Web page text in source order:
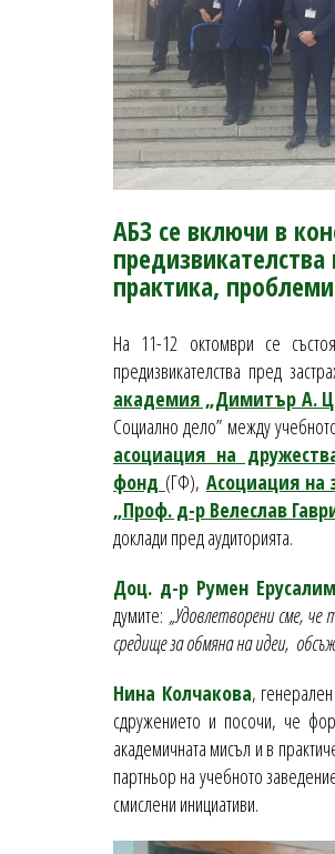
АБЗ се включи в
практика,
На 11-12 октомври се
предизвикателства пред
академия „Димитър А.
Социално дело” между
асоциация на
фонд (ГФ), Асоциация на
„Проф. д-р Велеслав
доклади пред аудиторията.
Доц. д-р Румен
думите: „Удовлетворени сме,
средище за обмяна на идеи,
Нина Колчакова,
сдружението и посочи, че
академичната мисъл и в
партньор на учебното
смислени инициативи.